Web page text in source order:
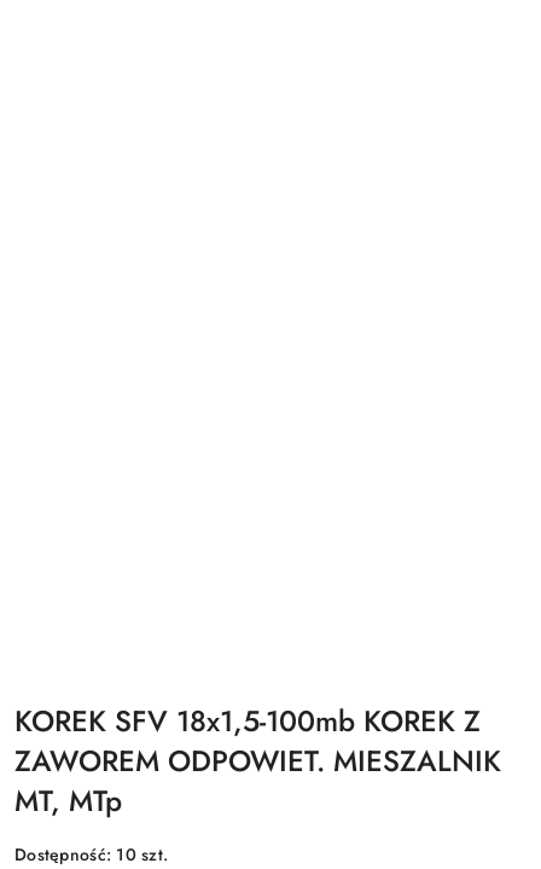
KOREK SFV 18x1,5-100mb KOREK Z
ZAWOREM ODPOWIET. MIESZALNIK
MT, MTp
Dostępność: 10szt.